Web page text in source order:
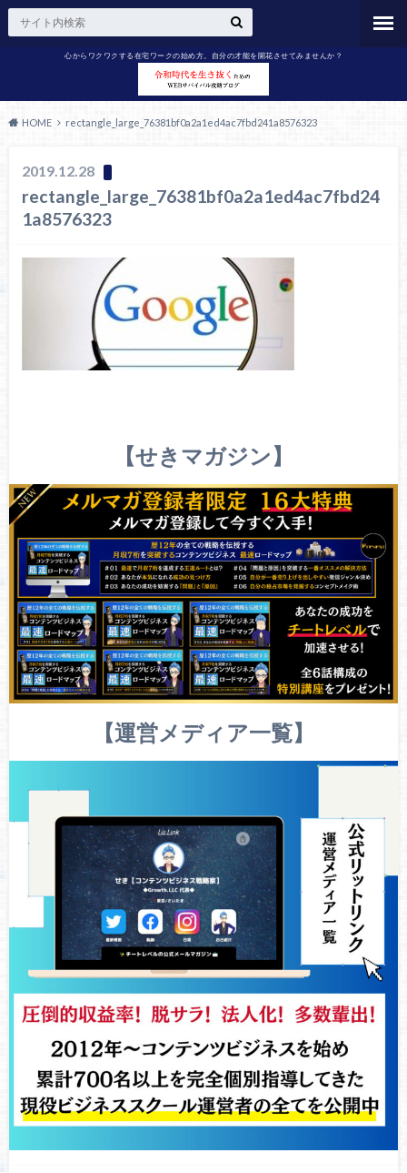
心からワクワクする在宅ワークの始め方。自分の才能を開花させてみませんか？
HOME rectangle_large_76381bf0a2a1ed4ac7fbd241a8576323
2019.12.28
rectangle_large_76381bf0a2a1ed4ac7fbd24
1a8576323
【せきマガジン】
【運営メディア一覧】